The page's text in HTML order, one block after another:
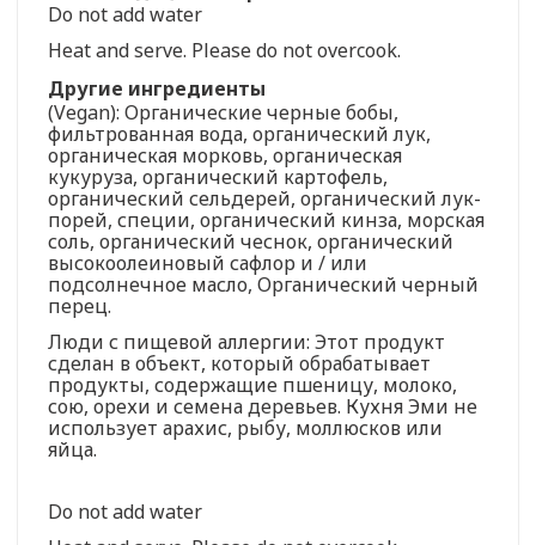
Do not add water
Heat and serve. Please do not overcook.
Другие ингредиенты
(Vegan): Органические черные бобы,
фильтрованная вода, органический лук,
органическая морковь, органическая
кукуруза, органический картофель,
органический сельдерей, органический лук-
порей, специи, органический кинза, морская
соль, органический чеснок, органический
высокоолеиновый сафлор и / или
подсолнечное масло, Органический черный
перец.
Люди с пищевой аллергии: Этот продукт
сделан в объект, который обрабатывает
продукты, содержащие пшеницу, молоко,
сою, орехи и семена деревьев. Кухня Эми не
использует арахис, рыбу, моллюсков или
яйца.
Do not add water